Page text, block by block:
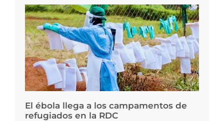
El ébola llega a los campamentos de
refugiados en la RDC